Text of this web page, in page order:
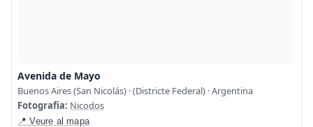
Avenida de Mayo
Buenos Aires (San Nicolás) · (Districte Federal) · Argentina
Fotografia: Nicodos
📍 Veure al mapa